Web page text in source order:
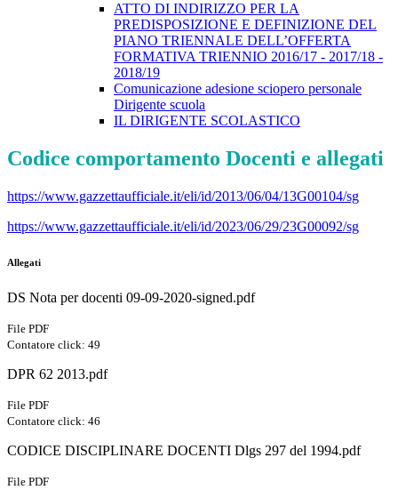
ATTO DI INDIRIZZO PER LA
PREDISPOSIZIONE E DEFINIZIONE DEL
PIANO TRIENNALE DELL’OFFERTA
FORMATIVA TRIENNIO 2016/17 - 2017/18 -
2018/19
Comunicazione adesione sciopero personale
Dirigente scuola
IL DIRIGENTE SCOLASTICO
Codice comportamento Docenti e allegati
https://www.gazzettaufficiale.it/eli/id/2013/06/04/13G00104/sg
https://www.gazzettaufficiale.it/eli/id/2023/06/29/23G00092/sg
Allegati
DS Nota per docenti 09-09-2020-signed.pdf
File PDF
Contatore click: 49
DPR 62 2013.pdf
File PDF
Contatore click: 46
CODICE DISCIPLINARE DOCENTI Dlgs 297 del 1994.pdf
File PDF